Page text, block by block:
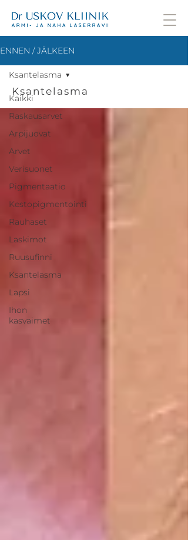
ENNEN / JÄLKEEN
Kaikki
Raskausarvet
Arpijuovat
Arvet
Verisuonet
Pigmentaatio
Kestopigmentointi
Rauhaset
Laskimot
Ruusufinni
Ksantelasma
Lapsi
Ihon
kasvaimet
Ksantelasma
Ksantelasma